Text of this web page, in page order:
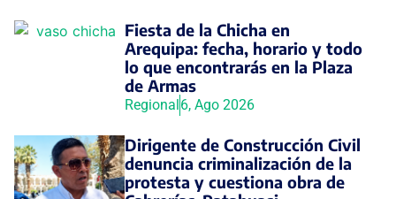
Fiesta de la Chicha en
Arequipa: fecha, horario y todo
lo que encontrarás en la Plaza
de Armas
Regional6, Ago 2026
Dirigente de Construcción Civil
denuncia criminalización de la
protesta y cuestiona obra de